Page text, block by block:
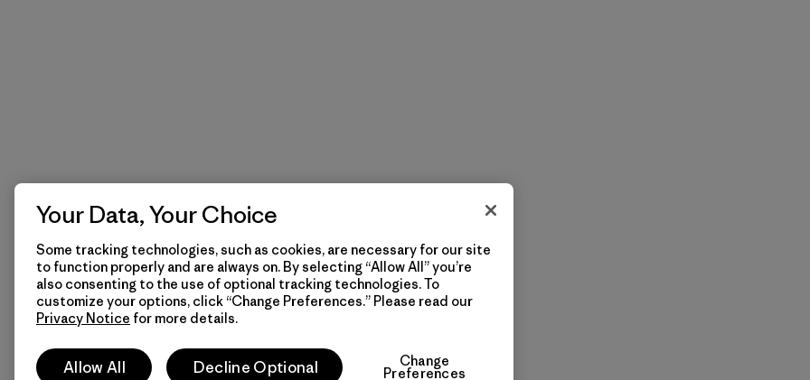
Your Data, Your Choice
Some tracking technologies, such as cookies, are necessary for our site
to function properly and are always on. By selecting “Allow All” you’re
also consenting to the use of optional tracking technologies. To
customize your options, click “Change Preferences.” Please read our
Privacy Notice for more details.
Allow All Decline Optional Change
Preferences